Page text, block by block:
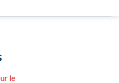
le